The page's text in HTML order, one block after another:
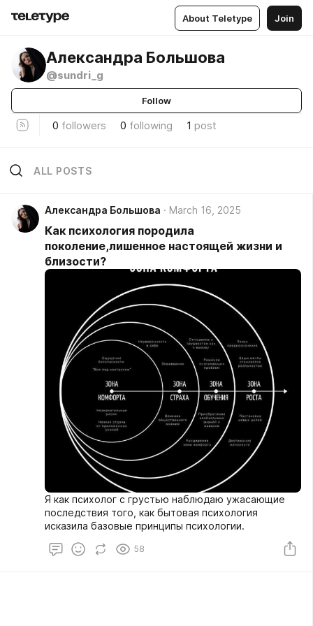
About Teletype Join
Александра Большова
@sundri_g
Follow
0 followers 0 following 1 post
ALL POSTS
Александра Большова March 16, 2025
Как психология породила
поколение,лишенное настоящей жизни и
близости?
Я как психолог с грустью наблюдаю ужасающие
последствия того, как бытовая психология
исказила базовые принципы психологии.
58